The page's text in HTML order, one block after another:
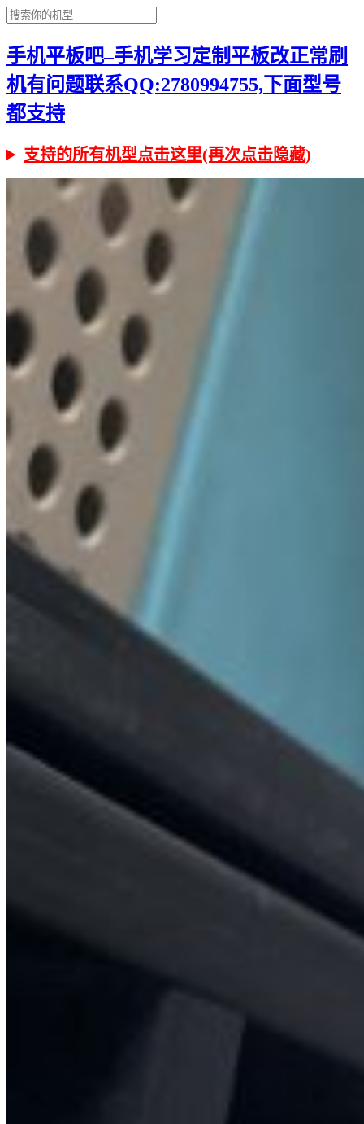
手机平板吧–手机学习定制平板改正常刷
机有问题联系QQ:2780994755,下面型号
都支持
支持的所有机型点击这里(再次点击隐藏)